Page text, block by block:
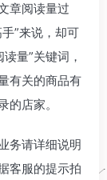
章阅读量过
”来说，却可
量”关键词，
有关的商品有
店家。
务请详细说明
客服的提示拍